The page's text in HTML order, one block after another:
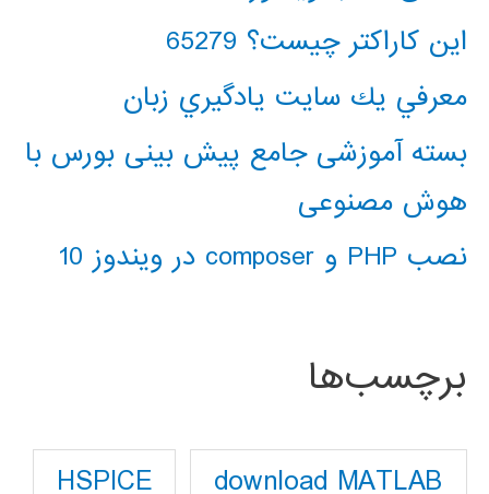
این کاراکتر چیست؟ 65279
معرفي يك سايت يادگيري زبان
بسته آموزشی جامع پیش بینی بورس با
هوش مصنوعی
نصب PHP و composer در ویندوز 10
برچسب‌ها
download MATLAB
HSPICE